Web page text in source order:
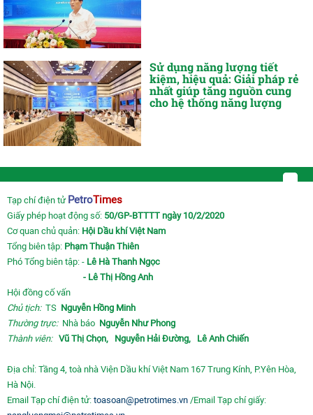
Sử dụng năng lượng tiết
kiệm, hiệu quả: Giải pháp rẻ
nhất giúp tăng nguồn cung
cho hệ thống năng lượng
Tạp chí điện tử PetroTimes
Giấy phép hoạt động số: 50/GP-BTTTT ngày 10/2/2020
Cơ quan chủ quản: Hội Dầu khí Việt Nam
Tổng biên tập: Phạm Thuận Thiên
Phó Tổng biên tập: - Lê Hà Thanh Ngọc
- Lê Thị Hồng Anh
Hội đồng cố vấn
Chủ tịch:TS Nguyễn Hồng Minh
Thường trực: Nhà báo Nguyễn Như Phong
Thành viên: Vũ Thị Chọn, Nguyễn Hải Đường, Lê Anh Chiến
Địa chỉ: Tầng 4, toà nhà Viện Dầu khí Việt Nam 167 Trung Kính, P.Yên Hòa,
Hà Nội.
Email Tạp chí điện tử: toasoan@petrotimes.vn /Email Tạp chí giấy: